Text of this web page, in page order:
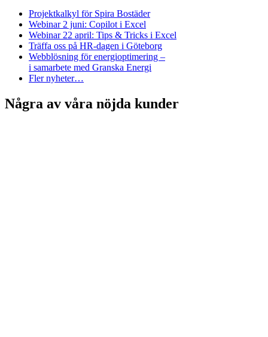
Projektkalkyl för Spira Bostäder
Webinar 2 juni: Copilot i Excel
Webinar 22 april: Tips & Tricks i Excel
Träffa oss på HR-dagen i Göteborg
Webblösning för energioptimering –
i samarbete med Granska Energi
Fler nyheter…
Några av våra nöjda kunder